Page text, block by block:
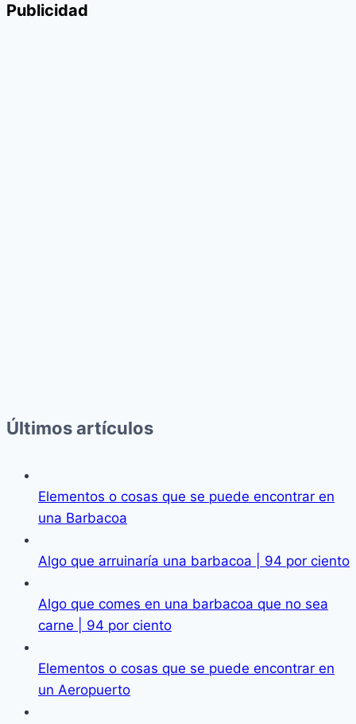
Publicidad
Últimos artículos
Elementos o cosas que se puede encontrar en
una Barbacoa
Algo que arruinaría una barbacoa | 94 por ciento
Algo que comes en una barbacoa que no sea
carne | 94 por ciento
Elementos o cosas que se puede encontrar en
un Aeropuerto